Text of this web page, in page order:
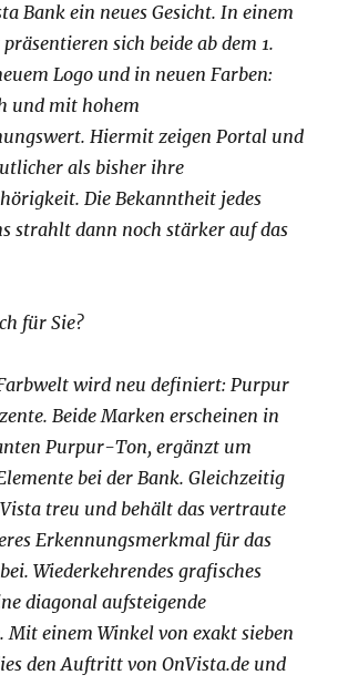
HOHE KONTRASTE
Bank ein neues Gesicht. In einem
sich beide ab dem 1.
Logo und in neuen Farben:
und mit hohem
Hiermit zeigen Portal und
als bisher ihre
Die Bekanntheit jedes
strahlt dann noch stärker auf das
für Sie?
wird neu definiert: Purpur
Beide Marken erscheinen in
Purpur-Ton, ergänzt um
bei der Bank. Gleichzeitig
treu und behält das vertraute
Erkennungsmerkmal für das
Wiederkehrendes grafisches
diagonal aufsteigende
Mit einem Winkel von exakt sieben
den Auftritt von OnVista.de und